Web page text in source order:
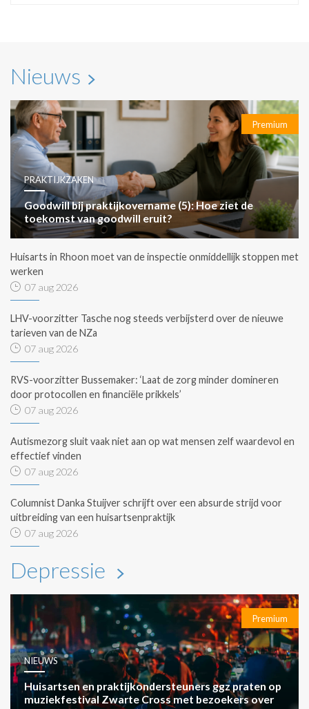
Nieuws
Premium
PRAKTIJKZAKEN
Goodwill bij praktijkovername (5): Hoe ziet de
toekomst van goodwill eruit?
Huisarts in Rhoon moet van de inspectie onmiddellijk stoppen met
werken
07 aug 2026
LHV-voorzitter Tasche nog steeds verbijsterd over de nieuwe
tarieven van de NZa
07 aug 2026
RVS-voorzitter Bussemaker: ‘Laat de zorg minder domineren
door protocollen en financiële prikkels’
07 aug 2026
Autismezorg sluit vaak niet aan op wat mensen zelf waardevol en
effectief vinden
07 aug 2026
Columnist Danka Stuijver schrijft over een absurde strijd voor
uitbreiding van een huisartsenpraktijk
07 aug 2026
Depressie
Premium
NIEUWS
Huisartsen en praktijkondersteuners ggz praten op
muziekfestival Zwarte Cross met bezoekers over